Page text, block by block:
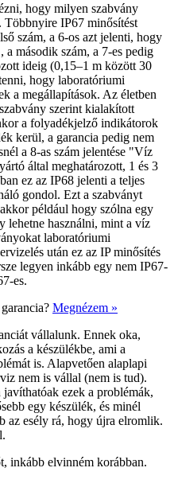
hogy milyen szabvány
Többnyire IP67 minősítést
szám, a 6-os azt jelenti, hogy
második szám, a 7-es pedig
ideig (0,15–1 m között 30
hogy laboratóriumi
a megállapítások. Az életben
szerint kialakított
a folyadékjelző indikátorok
kerül, a garancia pedig nem
a 8-as szám jelentése "Víz
által meghatározott, 1 és 3
ez az IP68 jelenti a teljes
gondol. Ezt a szabványt
például hogy szólna egy
lehetne használni, mint a víz
laboratóriumi
után ez az IP minősítés
legyen inkább egy nem IP67-
es.
Megnézem »
vállalunk. Ennek oka,
a készülékbe, ami a
is. Alapvetően alaplapi
nem is vállal (nem is tud).
ezek a problémák,
egy készülék, és minél
az esély rá, hogy újra elromlik.
inkább elvinném korábban.